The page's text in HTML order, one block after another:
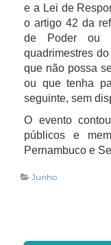
e a Lei de
o artigo 42 da
de Poder ou
quadrimestres
que não possa
ou que tenha
seguinte, sem
O evento
públicos e
Pernambuco e
Junho